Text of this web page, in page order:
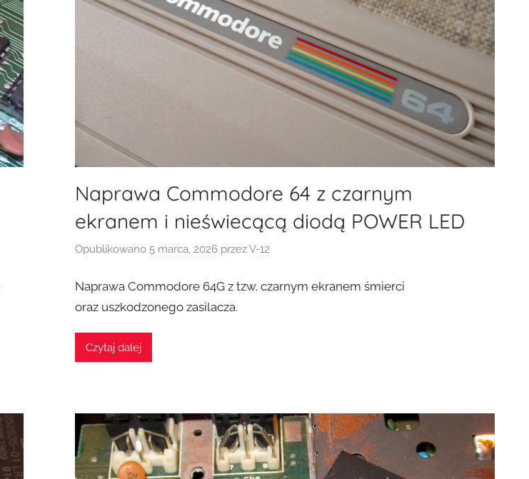
Naprawa Commodore 64 z czarnym
ekranem i nieświecącą diodą POWER LED
Opublikowano 5 marca, 2026 przezV-12
Naprawa Commodore 64G z tzw. czarnym ekranem śmierci
oraz uszkodzonego zasilacza.
Czytaj dalej